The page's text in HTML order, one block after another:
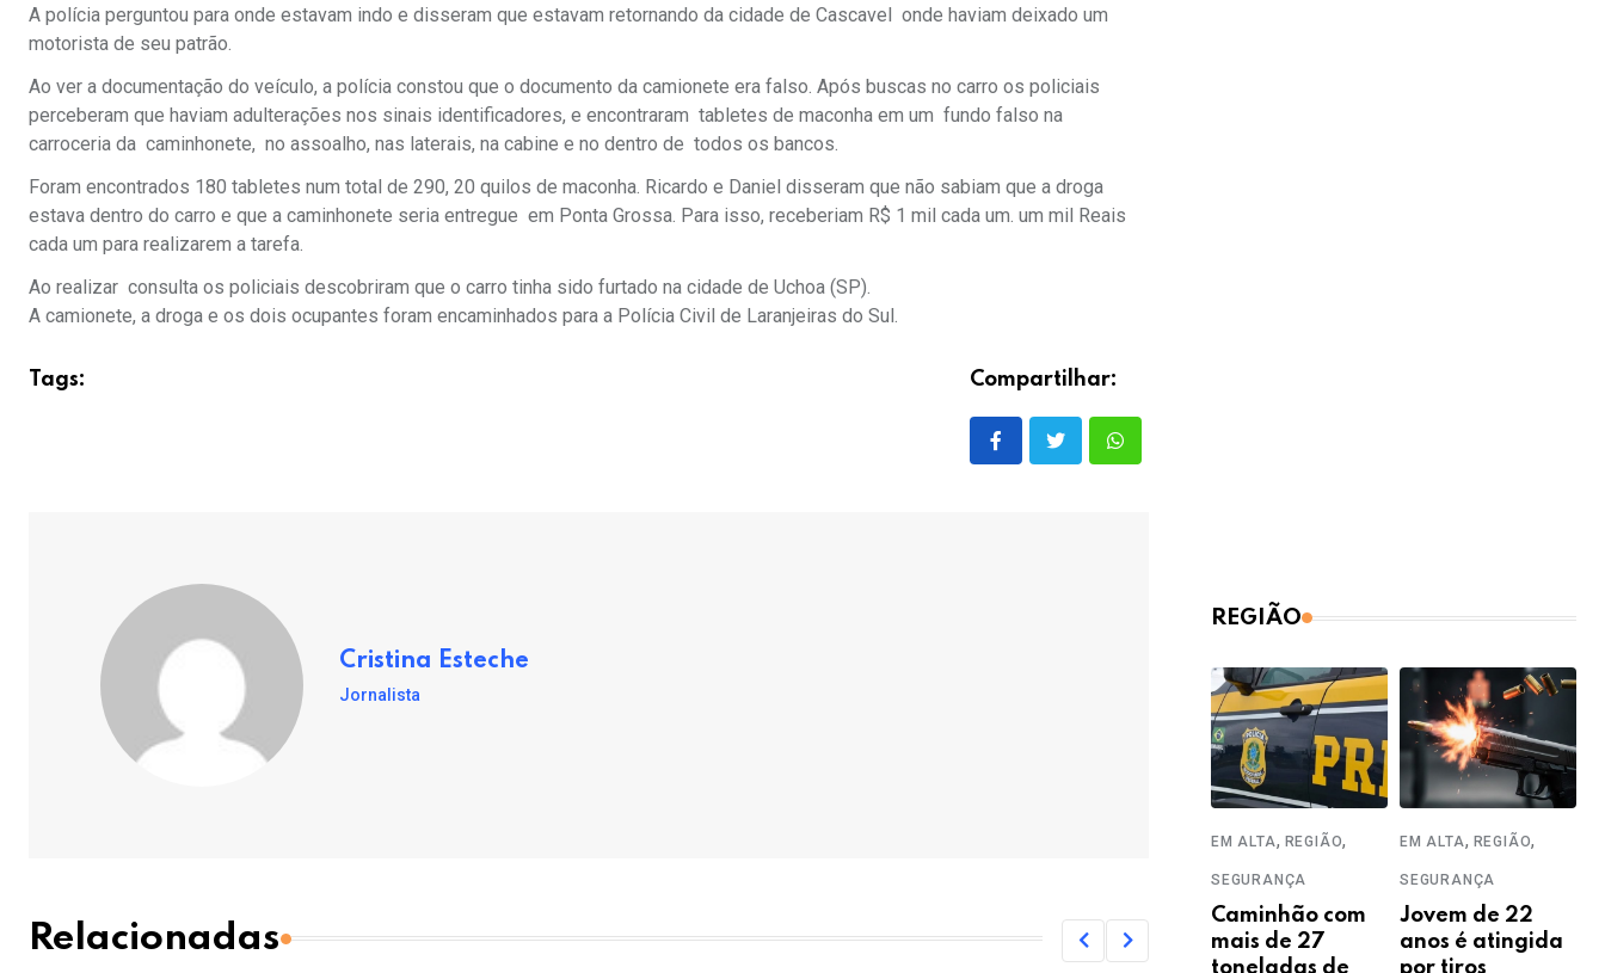
A polícia perguntou para onde estavam indo e disseram que estavam retornando da cidade de Cascavel onde haviam deixado um
motorista de seu patrão.
Ao ver a documentação do veículo, a polícia constou que o documento da camionete era falso. Após buscas no carro os policiais
perceberam que haviam adulterações nos sinais identificadores, e encontraram tabletes de maconha em um fundo falso na
carroceria da caminhonete, no assoalho, nas laterais, na cabine e no dentro de todos os bancos.
Foram encontrados 180 tabletes num total de 290, 20 quilos de maconha. Ricardo e Daniel disseram que não sabiam que a droga
estava dentro do carro e que a caminhonete seria entregue em Ponta Grossa. Para isso, receberiam R$ 1 mil cada um. um mil Reais
cada um para realizarem a tarefa.
Ao realizar consulta os policiais descobriram que o carro tinha sido furtado na cidade de Uchoa (SP).
A camionete, a droga e os dois ocupantes foram encaminhados para a Polícia Civil de Laranjeiras do Sul.
Tags: Compartilhar:
Cristina Esteche
Jornalista
Relacionadas
REGIÃO
EM ALTA, REGIÃO,
SEGURANÇA
Caminhão com
mais de 27
toneladas de
EM ALTA, REGIÃO,
SEGURANÇA
Jovem de 22
anos é atingida
por tiros